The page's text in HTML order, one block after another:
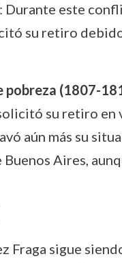
: Durante este
su retiro
pobreza (1807-
su retiro en
aún más su
Aires,
Fraga sigue